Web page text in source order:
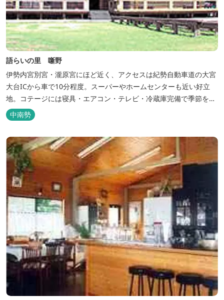
語らいの里 噺野
伊勢内宮別宮・瀧原宮にほど近く、アクセスは紀勢自動車道の大宮
大台ICから車で10分程度。スーパーやホームセンターも近い好立
地。コテージには寝具・エアコン・テレビ・冷蔵庫完備で季節を問
わず楽しめます。 食器・調理器具の揃った自炊棟や24時間利用可
能なシャワールームなど充実の設備で快適にお過ごしいただけま
す。施設内には噺野温泉もありコテージ宿泊の方は貸し切りでご利
用いただけます(１棟につき１時間)
中南勢